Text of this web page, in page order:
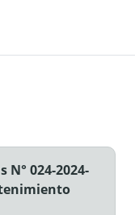
N° 024-2024-